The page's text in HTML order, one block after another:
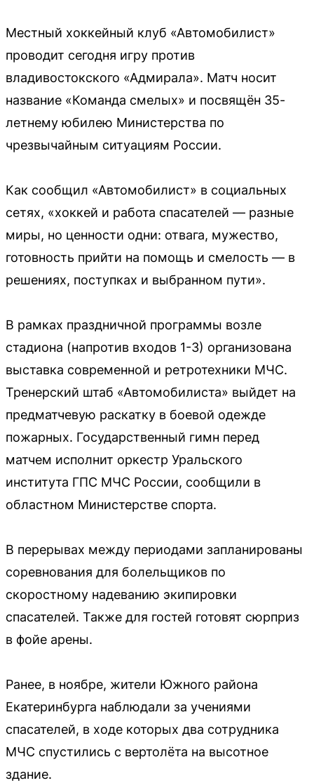
Местный хоккейный клуб «Автомобилист»
проводит сегодня игру против
владивостокского «Адмирала». Матч носит
название «Команда смелых» и посвящён 35-
летнему юбилею Министерства по
чрезвычайным ситуациям России.
Как сообщил «Автомобилист» в социальных
сетях, «хоккей и работа спасателей — разные
миры, но ценности одни: отвага, мужество,
готовность прийти на помощь и смелость — в
решениях, поступках и выбранном пути».
В рамках праздничной программы возле
стадиона (напротив входов 1-3) организована
выставка современной и ретротехники МЧС.
Тренерский штаб «Автомобилиста» выйдет на
предматчевую раскатку в боевой одежде
пожарных. Государственный гимн перед
матчем исполнит оркестр Уральского
института ГПС МЧС России, сообщили в
областном Министерстве спорта.
В перерывах между периодами запланированы
соревнования для болельщиков по
скоростному надеванию экипировки
спасателей. Также для гостей готовят сюрприз
в фойе арены.
Ранее, в ноябре, жители Южного района
Екатеринбурга наблюдали за учениями
спасателей, в ходе которых два сотрудника
МЧС спустились с вертолёта на высотное
здание.